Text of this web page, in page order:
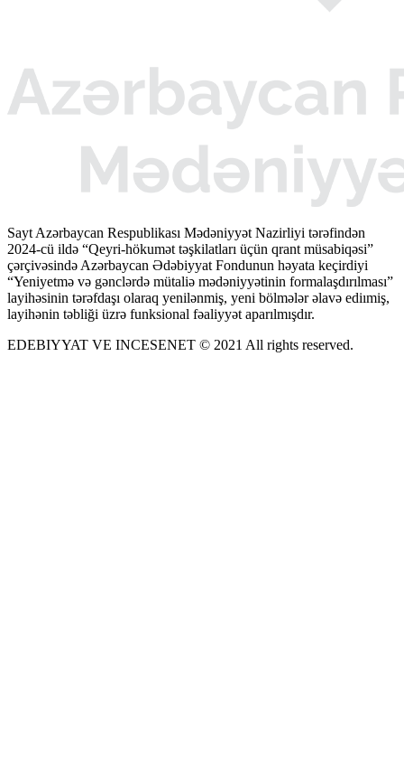
Sayt Azərbaycan Respublikası Mədəniyyət Nazirliyi tərəfindən
2024-cü ildə “Qeyri-hökumət təşkilatları üçün qrant müsabiqəsi”
çərçivəsində Azərbaycan Ədəbiyyat Fondunun həyata keçirdiyi
“Yeniyetmə və gənclərdə mütaliə mədəniyyətinin formalaşdırılması”
layihəsinin tərəfdaşı olaraq yenilənmiş, yeni bölmələr əlavə ediımiş,
layihənin təbliği üzrə funksional fəaliyyət aparılmışdır.
EDEBIYYAT VE INCESENET © 2021 All rights reserved.